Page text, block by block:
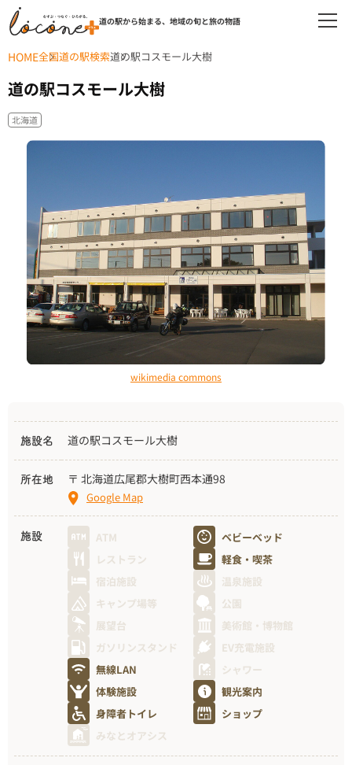
道の駅から始まる、地域の旬と旅の物語
HOME全国道の駅検索道の駅コスモール大樹
道の駅コスモール大樹
北海道
wikimedia commons
施設名 道の駅コスモール大樹
所在地 〒 北海道広尾郡大樹町西本通98
Google Map
施設 ATM
ベビーベッド
レストラン
軽食・喫茶
宿泊施設
温泉施設
キャンプ場等
公園
展望台
美術館・博物館
ガソリンスタンド
EV充電施設
無線LAN
シャワー
体験施設
観光案内
身障者トイレ
ショップ
みなとオアシス